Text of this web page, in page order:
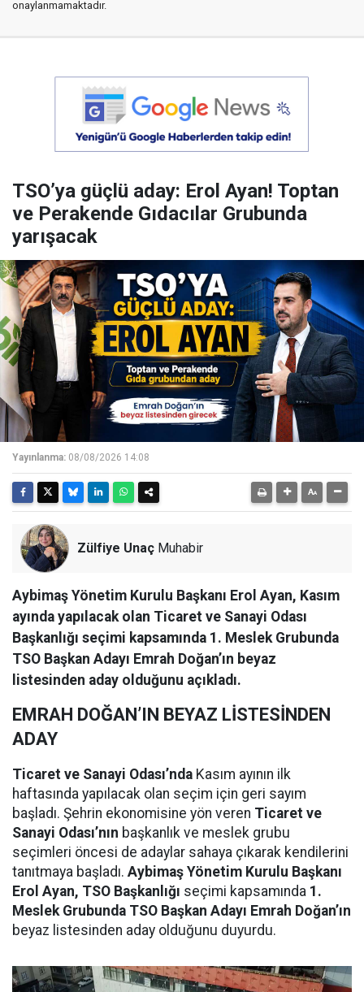
onaylanmamaktadır.
TSO’ya güçlü aday: Erol Ayan! Toptan
ve Perakende Gıdacılar Grubunda
yarışacak
Yayınlanma: 08/08/2026 14:08
Zülfiye Unaç Muhabir
Aybimaş Yönetim Kurulu Başkanı Erol Ayan, Kasım
ayında yapılacak olan Ticaret ve Sanayi Odası
Başkanlığı seçimi kapsamında 1. Meslek Grubunda
TSO Başkan Adayı Emrah Doğan’ın beyaz
listesinden aday olduğunu açıkladı.
EMRAH DOĞAN’IN BEYAZ LİSTESİNDEN
ADAY
Ticaret ve Sanayi Odası’nda Kasım ayının ilk
haftasında yapılacak olan seçim için geri sayım
başladı. Şehrin ekonomisine yön veren Ticaret ve
Sanayi Odası’nın başkanlık ve meslek grubu
seçimleri öncesi de adaylar sahaya çıkarak kendilerini
tanıtmaya başladı. Aybimaş Yönetim Kurulu Başkanı
Erol Ayan, TSO Başkanlığı seçimi kapsamında 1.
Meslek Grubunda TSO Başkan Adayı Emrah Doğan’ın
beyaz listesinden aday olduğunu duyurdu.